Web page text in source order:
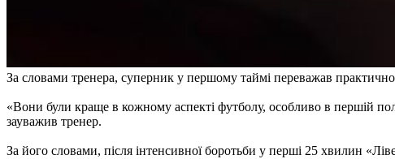
За словами тренера, суперник у першому таймі переважав практично
«Вони були краще в кожному аспекті футболу, особливо в першій
зауважив тренер.
За його словами, після інтенсивної боротьби у перші 25 хвилин